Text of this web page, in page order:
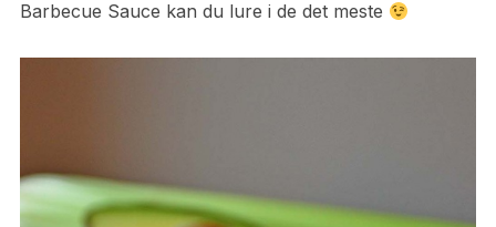
Barbecue Sauce kan du lure i de det meste